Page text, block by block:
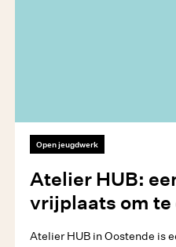
Open jeugdwerk
Atelier HUB:
vrijplaats om
Atelier HUB in Oostende is